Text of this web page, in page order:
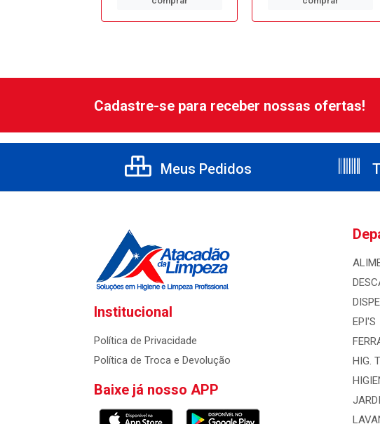
Cadastre-se para receber nossas ofertas!
Meus Pedidos
Institucional
Política de Privacidade
Política de Troca e Devolução
Baixe já nosso APP
EPI'S
HIG.